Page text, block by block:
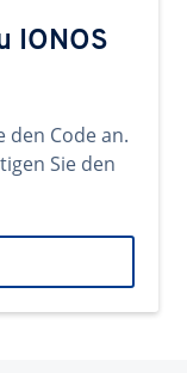
IONOS
den Code an.
Sie den